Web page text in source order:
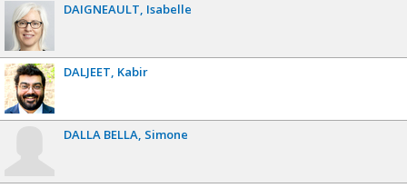
DAIGNEAULT Isabelle
DALJEET Kabir
DALLA BELLA Simone